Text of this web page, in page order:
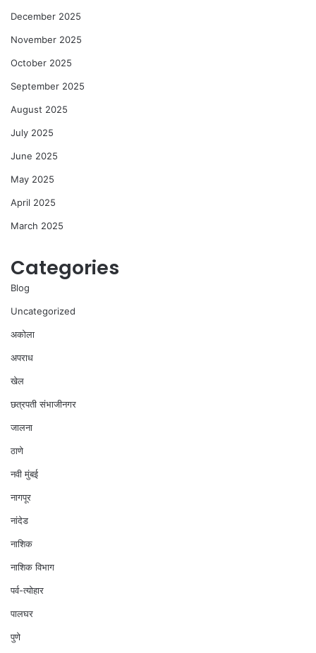
December 2025
November 2025
October 2025
September 2025
August 2025
July 2025
June 2025
May 2025
April 2025
March 2025
Categories
Blog
Uncategorized
अकोला
अपराध
खेल
छत्रपती संभाजीनगर
जालना
ठाणे
नवी मुंबई
नागपूर
नांदेड
नाशिक
नाशिक विभाग
पर्व-त्योहार
पालघर
पुणे